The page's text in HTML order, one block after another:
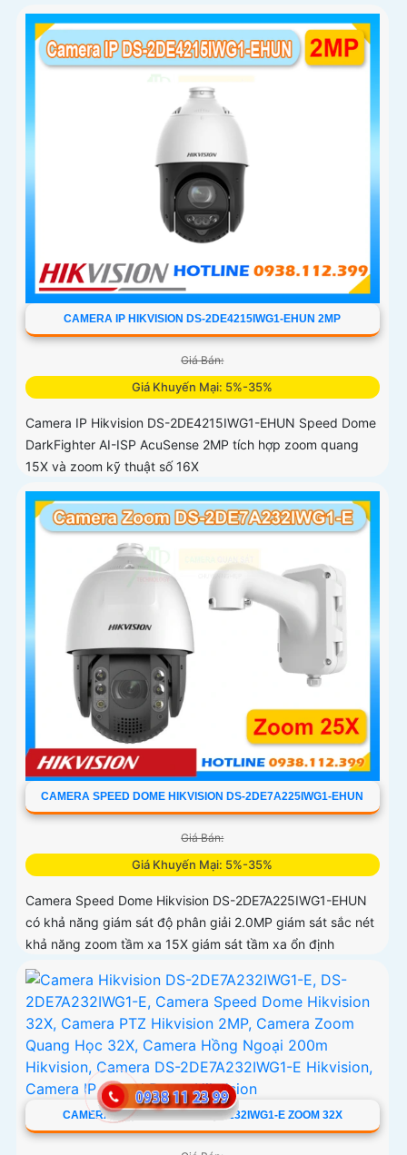
CAMERA IP HIKVISION DS-2DE4215IWG1-EHUN 2MP
Giá Bán:
Giá Khuyến Mại: 5%-35%
Camera IP Hikvision DS-2DE4215IWG1-EHUN Speed Dome
DarkFighter AI-ISP AcuSense 2MP tích hợp zoom quang
15X và zoom kỹ thuật số 16X
CAMERA SPEED DOME HIKVISION DS-2DE7A225IWG1-EHUN
Giá Bán:
Giá Khuyến Mại: 5%-35%
Camera Speed Dome Hikvision DS-2DE7A225IWG1-EHUN
có khả năng giám sát độ phân giải 2.0MP giám sát sắc nét
khả năng zoom tầm xa 15X giám sát tầm xa ổn định
CAMERA HIKVISION DS-2DE7A232IWG1-E ZOOM 32X